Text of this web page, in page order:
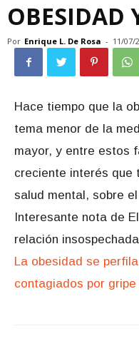
OBESIDAD
Por Enrique L. De Rosa - 11/07/
Hace tiempo que la
tema menor de la
mayor, y entre estos
creciente interés que
salud mental, sobre
Interesante nota de
relación
La obesidad se
contagiados por gripe